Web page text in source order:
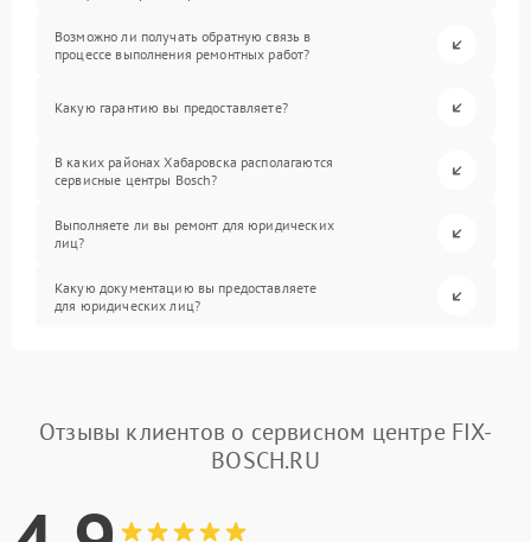
Возможно ли получать обратную связь в
процессе выполнения ремонтных работ?
Какую гарантию вы предоставляете?
В каких районах Хабаровска располагаются
сервисные центры Bosch?
Выполняете ли вы ремонт для юридических
лиц?
Какую документацию вы предоставляете
для юридических лиц?
Отзывы клиентов о сервисном центре FIX-
BOSCH.RU